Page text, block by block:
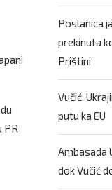
PR
Poslanica
prekinuta
Prištini
Vučić:
putu ka EU
Ambasada
dok Vučić